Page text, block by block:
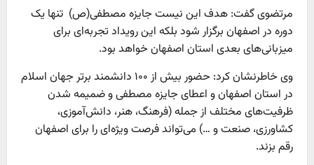
مرتضوی گفت: هدف این نیست جایزه مصطفی(ص) تنها یک
دوره در اصفهان برگزار شود بلکه این رویداد تجربه‌ای برای
میزبانی‌های بعدی استان اصفهان خواهد بود.
وی خاطرنشان کرد: حضور بیش از ۱۰۰ دانشمند برتر جهان اسلام
در استان اصفهان و اعطای جایزه مصطفی و ضمیمه شدن
ظرفیت‌های مختلف از جمله (فرهنگ، هنر، دانش‌آموزی،
کشاورزی، صنعت و …) می‌تواند فرصت ویژه‌ای را برای اصفهان
رقم بزند.